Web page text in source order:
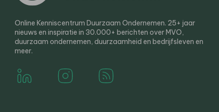
Online Kenniscentrum Duurzaam Ondernemen. 25+ jaar
nieuws en inspiratie in 30.000+ berichten over MVO,
duurzaam ondernemen, duurzaamheid en bedrijfsleven en
meer.